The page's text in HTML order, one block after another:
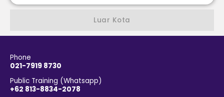
Luar Kota
Phone
021-7919 8730
Public Training (Whatsapp)
+62 813-8834-2078